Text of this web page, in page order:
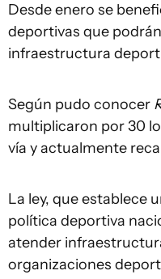
Desde enero se
deportivas que
infraestructura
Según pudo conocer
multiplicaron por 30
vía y actualmente
La ley, que establece
política deportiva
atender
organizaciones